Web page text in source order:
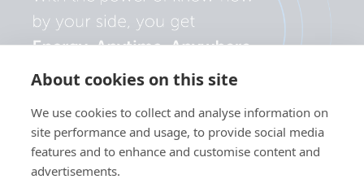
About cookies on this site
We use cookies to collect and analyse information on
site performance and usage, to provide social media
features and to enhance and customise content and
advertisements.